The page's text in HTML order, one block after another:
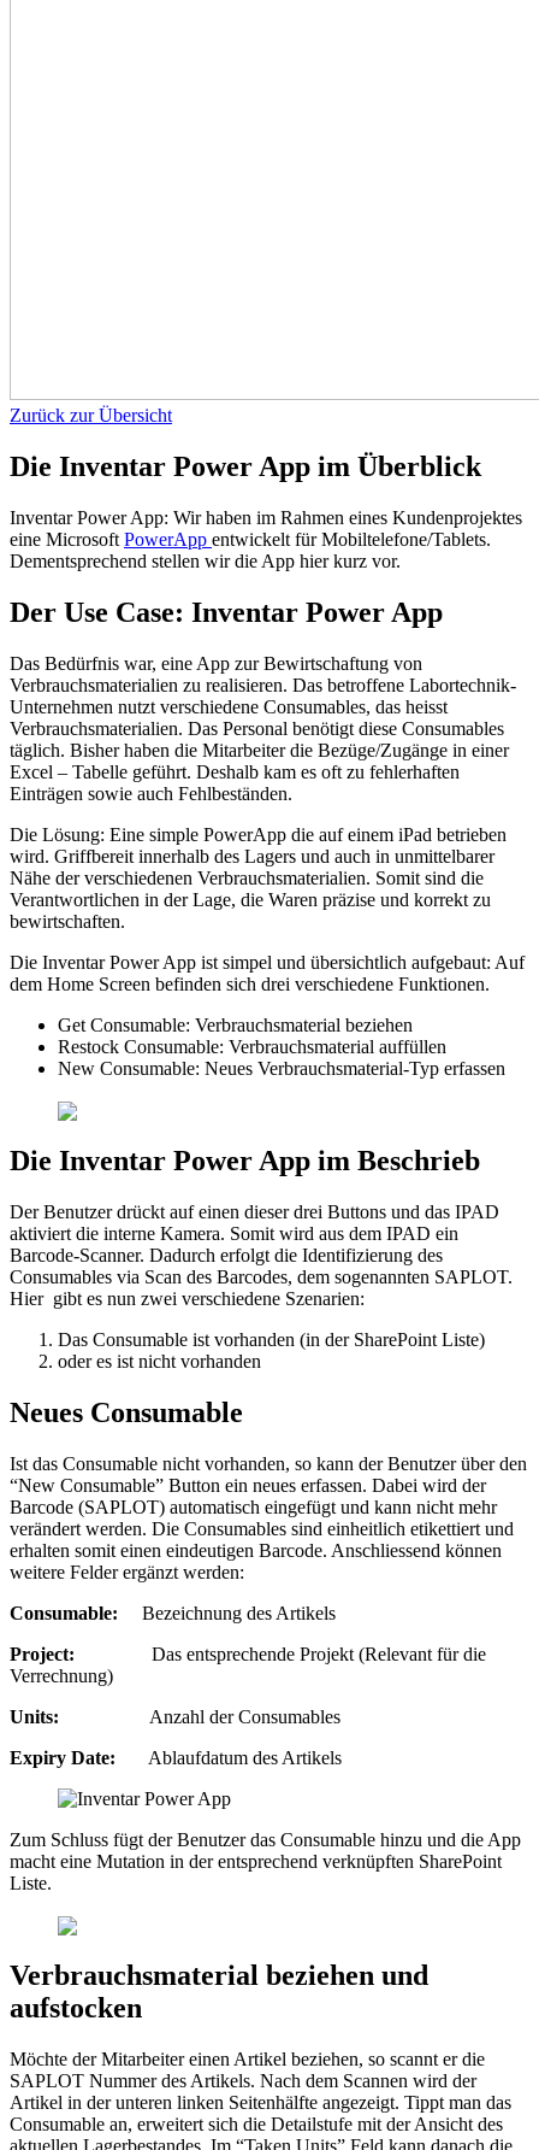
Zurück zur Übersicht
Die Inventar Power App im Überblick
Inventar Power App: Wir haben im Rahmen eines Kundenprojektes
eine Microsoft PowerApp entwickelt für Mobiltelefone/Tablets.
Dementsprechend stellen wir die App hier kurz vor.
Der Use Case: Inventar Power App
Das Bedürfnis war, eine App zur Bewirtschaftung von
Verbrauchsmaterialien zu realisieren. Das betroffene Labortechnik-
Unternehmen nutzt verschiedene Consumables, das heisst
Verbrauchsmaterialien. Das Personal benötigt diese Consumables
täglich. Bisher haben die Mitarbeiter die Bezüge/Zugänge in einer
Excel – Tabelle geführt. Deshalb kam es oft zu fehlerhaften
Einträgen sowie auch Fehlbeständen.
Die Lösung: Eine simple PowerApp die auf einem iPad betrieben
wird. Griffbereit innerhalb des Lagers und auch in unmittelbarer
Nähe der verschiedenen Verbrauchsmaterialien. Somit sind die
Verantwortlichen in der Lage, die Waren präzise und korrekt zu
bewirtschaften.
Die Inventar Power App ist simpel und übersichtlich aufgebaut: Auf
dem Home Screen befinden sich drei verschiedene Funktionen.
Get Consumable: Verbrauchsmaterial beziehen
Restock Consumable: Verbrauchsmaterial auffüllen
New Consumable: Neues Verbrauchsmaterial-Typ erfassen
Die Inventar Power App im Beschrieb
Der Benutzer drückt auf einen dieser drei Buttons und das IPAD
aktiviert die interne Kamera. Somit wird aus dem IPAD ein
Barcode-Scanner. Dadurch erfolgt die Identifizierung des
Consumables via Scan des Barcodes, dem sogenannten SAPLOT.
Hier gibt es nun zwei verschiedene Szenarien:
Das Consumable ist vorhanden (in der SharePoint Liste)
oder es ist nicht vorhanden
Neues Consumable
Ist das Consumable nicht vorhanden, so kann der Benutzer über den
“New Consumable” Button ein neues erfassen. Dabei wird der
Barcode (SAPLOT) automatisch eingefügt und kann nicht mehr
verändert werden. Die Consumables sind einheitlich etikettiert und
erhalten somit einen eindeutigen Barcode. Anschliessend können
weitere Felder ergänzt werden:
Consumable: Bezeichnung des Artikels
Project:
Das entsprechende Projekt (Relevant für die
Verrechnung)
Units: Anzahl der Consumables
Expiry Date: Ablaufdatum des Artikels
Zum Schluss fügt der Benutzer das Consumable hinzu und die App
macht eine Mutation in der entsprechend verknüpften SharePoint
Liste.
Verbrauchsmaterial beziehen und
aufstocken
Möchte der Mitarbeiter einen Artikel beziehen, so scannt er die
SAPLOT Nummer des Artikels. Nach dem Scannen wird der
Artikel in der unteren linken Seitenhälfte angezeigt. Tippt man das
Consumable an, erweitert sich die Detailstufe mit der Ansicht des
aktuellen Lagerbestandes. Im “Taken Units” Feld kann danach die